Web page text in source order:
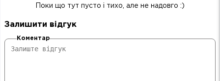
Поки що тут пусто і тихо, але не надовго :)
Залишити відгук
Коментар